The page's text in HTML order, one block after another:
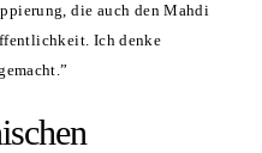
die auch den Mahdi
Ich denke